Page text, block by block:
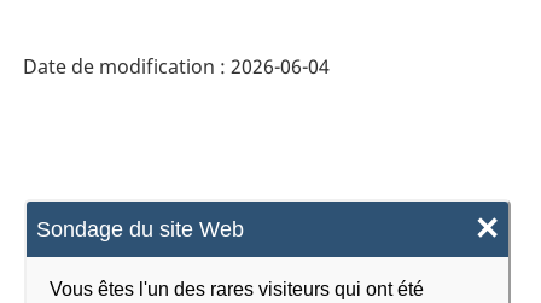
Sondage du site Web ×
Vous êtes l'un des rares visiteurs qui ont été
Date de modification : 2026-06-04